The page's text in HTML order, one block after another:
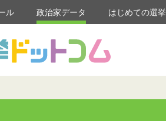
ル 政治家データ はじめての選挙